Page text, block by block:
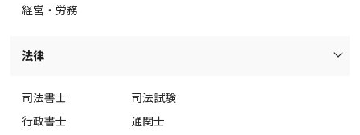
経営・労務
法律
司法書士
行政書士
司法試験
通関士